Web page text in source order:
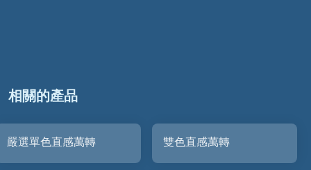
相關的產品
嚴選單色直感萬轉 雙色直感萬轉